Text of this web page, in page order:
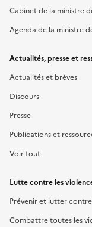
Cabinet de la ministre
Agenda de la ministre
Actualités, presse et
Actualités et brèves
Discours
Presse
Publications et
Voir tout
Lutte contre les
Prévenir et lutter contre
Combattre toutes les